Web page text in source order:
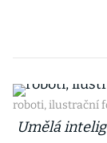
roboti, ilustrační
Umělá